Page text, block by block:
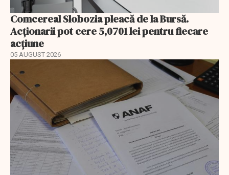
Comcereal Slobozia pleacă de la Bursă.
Acționarii pot cere 5,0701 lei pentru fiecare
acțiune
05 AUGUST 2026